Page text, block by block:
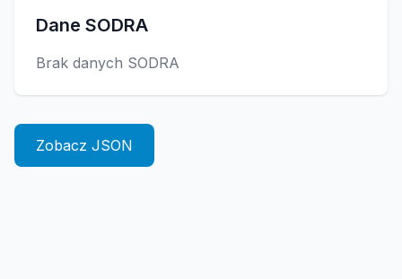
Dane SODRA
Brak danych SODRA
Zobacz JSON